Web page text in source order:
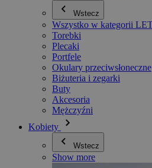
Wstecz
Wszystko w kategorii
Torebki
Plecaki
Portfele
Okulary przeciwsłoneczne
Biżuteria i zegarki
Buty
Akcesoria
Mężczyźni
Kobiety
Wstecz
Show more